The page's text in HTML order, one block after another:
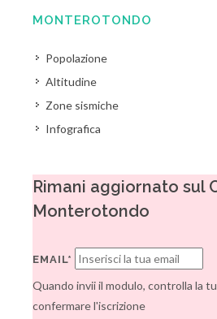
MONTEROTONDO
Popolazione
Altitudine
Zone sismiche
Infografica
Rimani aggiornato sul
Monterotondo
EMAIL*
Quando invii il modulo, controlla la
confermare l'iscrizione